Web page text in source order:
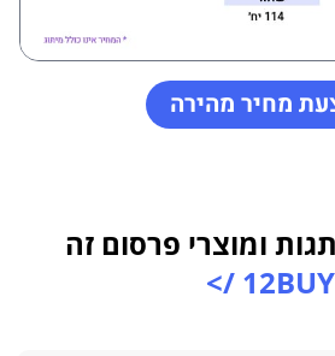
מחיר מהירה
ומוצרי פרסום זה
12BUY />